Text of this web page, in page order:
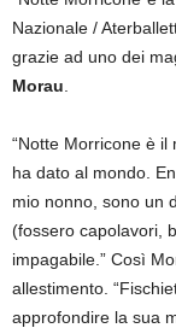
Nazionale /
grazie ad uno dei
Morau
“Notte Morricone è
ha dato al mondo.
mio nonno, sono un
(fossero capolavori,
impagabile.” Così
allestimento.
approfondire la sua